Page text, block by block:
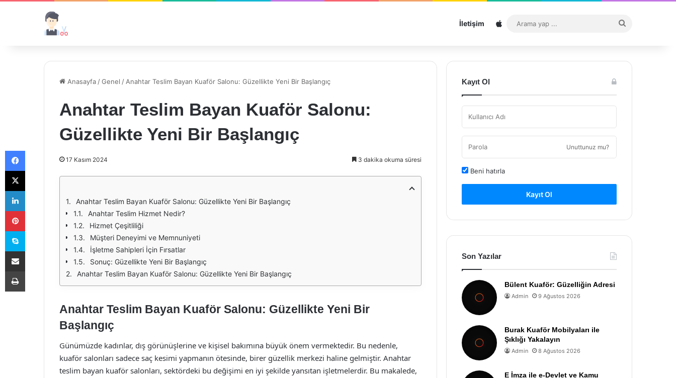
İletişim Sitemap
...
Anasayfa /Genel / Anahtar Teslim Bayan Kuaför Salonu: Güzellikte Yeni Bir Başlangıç
Anahtar Teslim Bayan Kuaför Salonu:
Güzellikte Yeni Bir Başlangıç
17 Kasım 2024 3 dakika okuma süresi
Anahtar Teslim Bayan Kuaför Salonu: Güzellikte Yeni Bir Başlangıç
Anahtar Teslim Hizmet Nedir?
Hizmet Çeşitliliği
Müşteri Deneyimi ve Memnuniyeti
İşletme Sahipleri İçin Fırsatlar
Sonuç: Güzellikte Yeni Bir Başlangıç
Anahtar Teslim Bayan Kuaför Salonu: Güzellikte Yeni Bir Başlangıç
Anahtar Teslim Bayan Kuaför Salonu: Güzellikte Yeni Bir
Başlangıç
Günümüzde kadınlar, dış görünüşlerine ve kişisel bakımına büyük önem vermektedir. Bu nedenle,
kuaför salonları sadece saç kesimi yapmanın ötesinde, birer güzellik merkezi haline gelmiştir. Anahtar
teslim bayan kuaför salonları, sektördeki bu değişimi en iyi şekilde yansıtan işletmelerdir. Bu makalede,
Kayıt Ol
Unuttunuz mu?
Beni hatırla
Kayıt Ol
Son Yazılar
Bülent Kuaför: Güzelliğin Adresi
Admin 9 Ağustos 2026
Burak Kuaför Mobilyaları ile
Şıklığı Yakalayın
Admin 8 Ağustos 2026
E İmza ile e-Devlet ve Kamu
Facebook
X
LinkedIn
Pinterest
Skype
E-Posta ile paylaş